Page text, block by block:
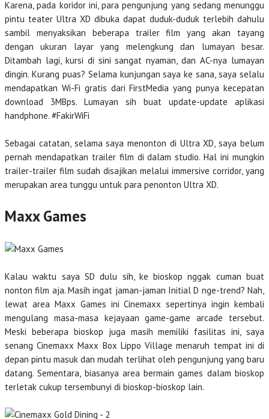
Karena, pada koridor ini, para pengunjung yang sedang menunggu
pintu teater Ultra XD dibuka dapat duduk-duduk terlebih dahulu
sambil menyaksikan beberapa trailer film yang akan tayang
dengan ukuran layar yang melengkung dan lumayan besar.
Ditambah lagi, kursi di sini sangat nyaman, dan AC-nya lumayan
dingin. Kurang puas? Selama kunjungan saya ke sana, saya selalu
mendapatkan Wi-Fi gratis dari FirstMedia yang punya kecepatan
download 3MBps. Lumayan sih buat update-update aplikasi
handphone. #FakirWiFi
Sebagai catatan, selama saya menonton di Ultra XD, saya belum
pernah mendapatkan trailer film di dalam studio. Hal ini mungkin
trailer-trailer film sudah disajikan melalui immersive corridor, yang
merupakan area tunggu untuk para penonton Ultra XD.
Maxx Games
Kalau waktu saya SD dulu sih, ke bioskop nggak cuman buat
nonton film aja. Masih ingat jaman-jaman Initial D nge-trend? Nah,
lewat area Maxx Games ini Cinemaxx sepertinya ingin kembali
mengulang masa-masa kejayaan game-game arcade tersebut.
Meski beberapa bioskop juga masih memiliki fasilitas ini, saya
senang Cinemaxx Maxx Box Lippo Village menaruh tempat ini di
depan pintu masuk dan mudah terlihat oleh pengunjung yang baru
datang. Sementara, biasanya area bermain games dalam bioskop
terletak cukup tersembunyi di bioskop-bioskop lain.